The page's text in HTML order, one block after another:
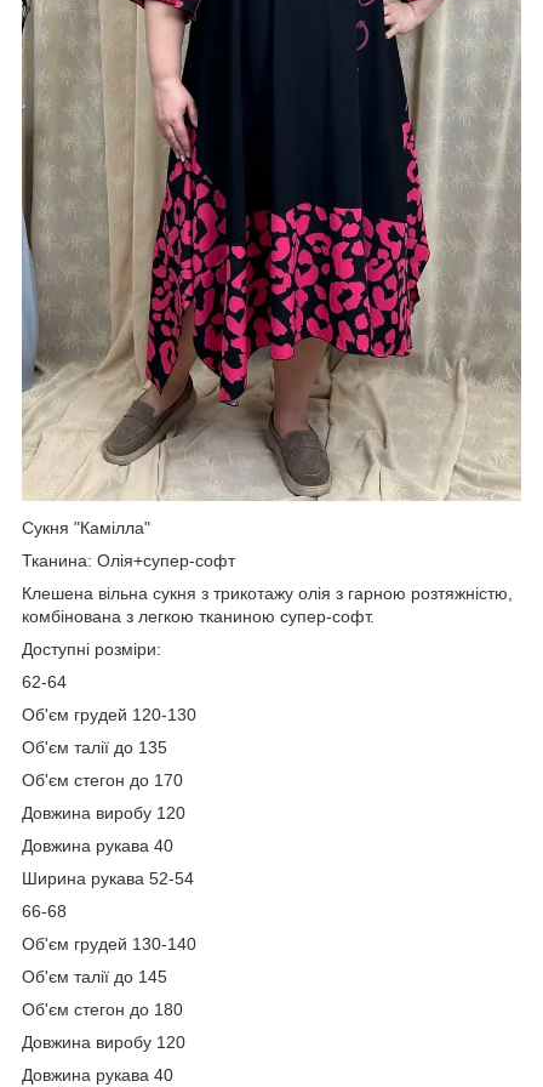
Сукня "Камілла"
Тканина: Олія+супер-софт
Клешена вільна сукня з трикотажу олія з гарною розтяжністю,
комбінована з легкою тканиною супер-софт.
Доступні розміри:
62-64
Об'єм грудей 120-130
Об'єм талії до 135
Об'єм стегон до 170
Довжина виробу 120
Довжина рукава 40
Ширина рукава 52-54
66-68
Об'єм грудей 130-140
Об'єм талії до 145
Об'єм стегон до 180
Довжина виробу 120
Довжина рукава 40